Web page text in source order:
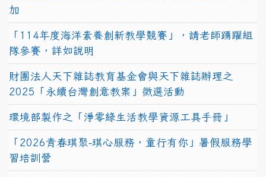
加
「114年度海洋素養創新教學競賽」，請老師踴躍組
隊參賽，詳如說明
財團法人天下雜誌教育基金會與天下雜誌辦理之
2025「永續台灣創意教案」徵選活動
環境部製作之「淨零綠生活教學資源工具手冊」
「2026青春琪聚-琪心服務，童行有你」暑假服務學
習培訓營